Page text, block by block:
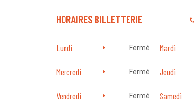
HORAIRES BILLETTERIE
Lundi Fermé Mardi
Mercredi Fermé Jeudi
Vendredi Fermé Samedi